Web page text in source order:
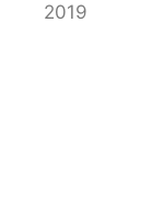
2019